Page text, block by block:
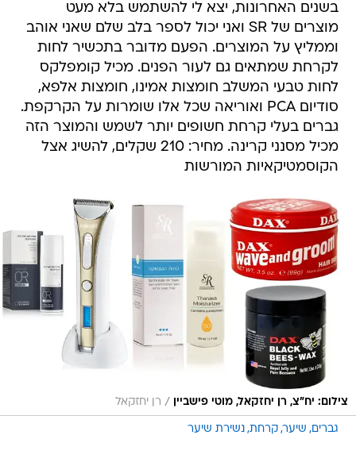
בשנים האחרונות, יצא לי להשתמש בלא מעט
מוצרים של SR ואני יכול לספר בלב שלם שאני אוהב
וממליץ על המוצרים. הפעם מדובר בתכשיר לחות
לקרחת שמתאים גם לעור הפנים. מכיל קומפלקס
לחות טבעי המשלב חומצות אמינו, חומצות אלפא,
סודיום PCA ואוריאה שכל אלו שומרות על הקרקפת.
גברים בעלי קרחת חשופים יותר לשמש והמוצר הזה
מכיל מסנני קרינה. מחיר: 210 שקלים, להשיג אצל
הקוסמטיקאיות המורשות
צילום: יח"צ, רן יחזקאל, מוטי פישביין / רן יחזקאל
גברים שיער קרחת נשירת שיער